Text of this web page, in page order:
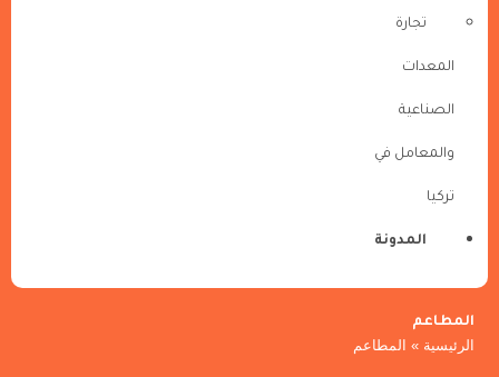
تجارة
المعدات
الصناعية
والمعامل في
تركيا
المدونة
المطاعم
الرئيسية» المطاعم